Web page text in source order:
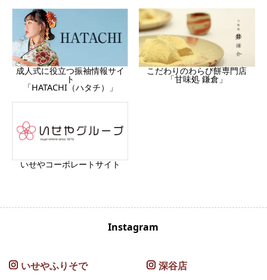
成人式に役立つ振袖情報サイ
ト
「HATACHI（ハタチ）」
こだわりのわらび餅専門店
「甘味処 鎌倉」
いせやコーポレートサイト
Instagram
いせやふりそで 深谷店